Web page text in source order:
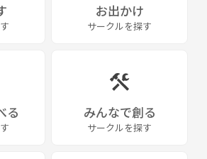
お出かけ
サークルを探す
る みんなで創る
サークルを探す